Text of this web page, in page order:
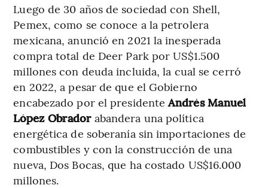
Luego de 30 años de sociedad con Shell,
Pemex, como se conoce a la petrolera
mexicana, anunció en 2021 la inesperada
compra total de Deer Park por US$1.500
millones con deuda incluida, la cual se cerró
en 2022, a pesar de que el Gobierno
encabezado por el presidente Andrés Manuel
López Obradorabandera una política
energética de soberanía sin importaciones de
combustibles y con la construcción de una
nueva, Dos Bocas, que ha costado US$16.000
millones.